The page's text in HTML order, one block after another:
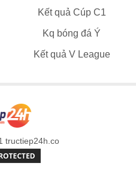
Kết quả Cúp C1
Kq bóng đá Ý
Kết quả V League
tructiep24h.co